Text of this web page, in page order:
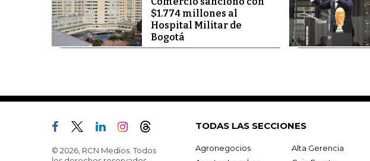
$1.774 millones al
Hospital Militar de
Bogotá
© 2026, RCN Medios. Todos
TODAS LAS SECCIONES
Agronegocios Alta Gerencia